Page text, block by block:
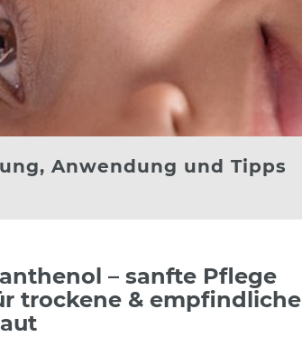
Anwendung und Tipps
– sanfte Pflege
trockene & empfindliche